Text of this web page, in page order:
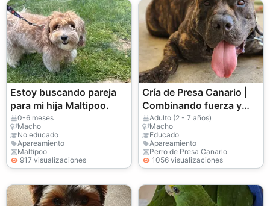
Estoy buscando pareja
para mi hija Maltipoo.
0-6 meses
Macho
No educado
Apareamiento
Maltipoo
917 visualizaciones
Cría de Presa Canario |
Combinando fuerza y
estabilidad
Adulto (2 - 7 años)
Macho
Educado
Apareamiento
Perro de Presa Canario
1056 visualizaciones